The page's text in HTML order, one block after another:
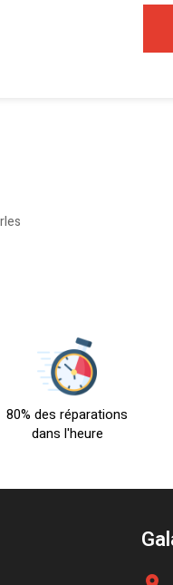
80% des réparations
dans l'heure